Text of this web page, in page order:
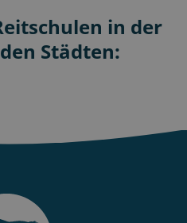
in der
Städten: